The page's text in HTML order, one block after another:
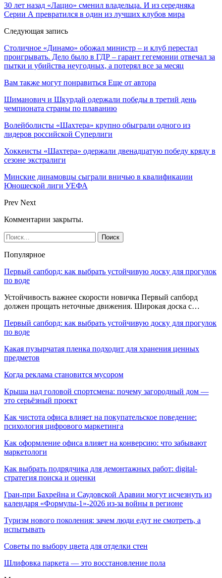
30 лет назад «Лацио» сменил владельца. И из середняка
Серии А превратился в один из лучших клубов мира
Следующая запись
Столичное «Динамо» обожал министр – и клуб перестал
проигрывать. Дело было в ГДР – гарант гегемонии отвечал за
пытки и убийства неугодных, а потерял все за месяц
Вам также могут понравиться Еще от автора
Шиманович и Шкурдай одержали победы в третий день
чемпионата страны по плаванию
Волейболисты «Шахтера» крупно обыграли одного из
лидеров российской Суперлиги
Хоккеисты «Шахтера» одержали двенадцатую победу кряду в
сезоне экстралиги
Минские динамовцы сыграли вничью в квалификации
Юношеской лиги УЕФА
Prev Next
Комментарии закрыты.
Популярное
Первый сапборд: как выбрать устойчивую доску для прогулок
по воде
Устойчивость важнее скорости новичка Первый сапборд
должен прощать неточные движения. Широкая доска с…
Первый сапборд: как выбрать устойчивую доску для прогулок
по воде
Какая пузырчатая пленка подходит для хранения ценных
предметов
Когда реклама становится мусором
Крыша над головой спортсмена: почему загородный дом —
это серьёзный проект
Как чистота офиса влияет на покупательское поведение:
психология цифрового маркетинга
Как оформление офиса влияет на конверсию: что забывают
маркетологи
Как выбрать подрядчика для демонтажных работ: digital-
стратегия поиска и оценки
Гран-при Бахрейна и Саудовской Аравии могут исчезнуть из
календаря «Формулы-1»-2026 из-за войны в регионе
Туризм нового поколения: зачем люди едут не смотреть, а
испытывать
Советы по выбору цвета для отделки стен
Шлифовка паркета — это восстановление пола